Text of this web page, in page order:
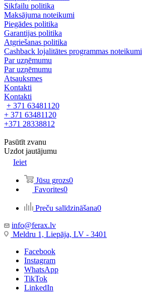
Sikfailu politika
Maksājuma noteikumi
Piegādes politika
Garantijas politika
Atgriešanas politika
Cashback lojalitātes programmas noteikumi
Par uzņēmumu
Par uzņēmumu
Atsauksmes
Kontakti
Kontakti
+ 371 63481120
+ 371 63481120
+371 28338812
Pasūtīt zvanu
Uzdot jautājumu
Ieiet
Jūsu grozs0
Favorites0
Preču salīdzināšana0
info@ferax.lv
Meldru 1, Liepāja, LV - 3401
Facebook
Instagram
WhatsApp
TikTok
LinkedIn